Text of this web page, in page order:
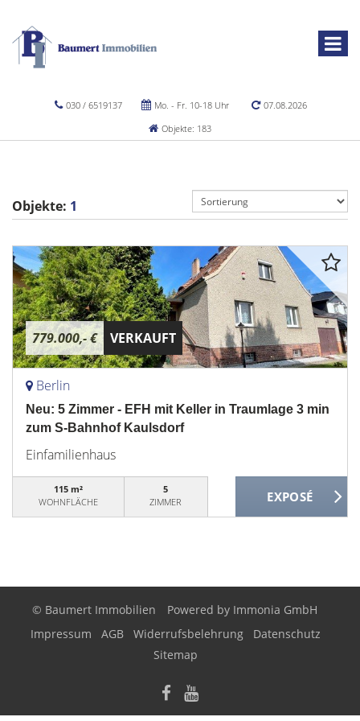
030 / 6519137 Mo. - Fr. 10-18 Uhr
07.08.2026
Objekte: 183
Objekte: 1
779.000,- € VERKAUFT
Berlin
Neu: 5 Zimmer - EFH mit Keller in Traumlage 3 min
zum S-Bahnhof Kaulsdorf
Einfamilienhaus
115 m²
WOHNFLÄCHE
5
ZIMMER
© Baumert Immobilien Powered by Immonia GmbH
Impressum
AGB Widerrufsbelehrung
Datenschutz
Sitemap